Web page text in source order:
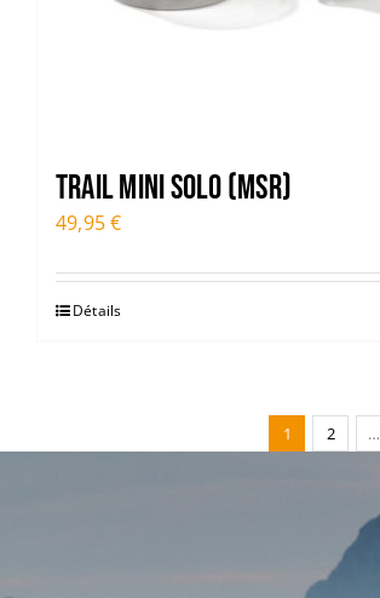
TRAIL MINI SOLO (MSR)
49,95€
Détails
1 2 …